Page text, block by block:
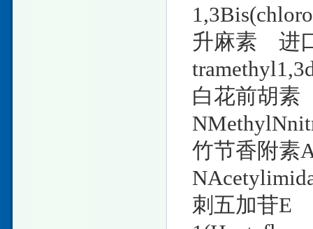
升麻素 进
白花前胡
竹节香附
刺五加苷E